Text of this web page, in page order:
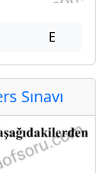
E
Sınavı